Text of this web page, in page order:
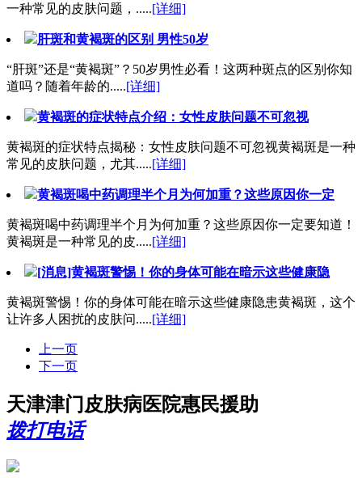
一种常见的皮肤问题，.....[详细]
肝斑和黄褐斑的区别 男性50岁
“肝斑”还是“黄褐斑”？50岁男性必看！这两种斑点的区别你知
道吗？随着年龄的.....[详细]
黄褐斑的症状特点介绍：女性皮肤问题不可忽视
黄褐斑的症状特点揭秘：女性皮肤问题不可忽视黄褐斑是一种
常见的皮肤问题，尤其.....[详细]
黄褐斑喝中药调理半个月为何加重？这些原因你一定
黄褐斑喝中药调理半个月为何加重？这些原因你一定要知道！
黄褐斑是一种常见的皮.....[详细]
[消息]黄褐斑警惕！你的身体可能在暗示这些健康隐
黄褐斑警惕！你的身体可能在暗示这些健康隐患黄褐斑，这个
让许多人困扰的皮肤问.....[详细]
上一页
下一页
天津津门皮肤病医院惠民援助
拨打电话